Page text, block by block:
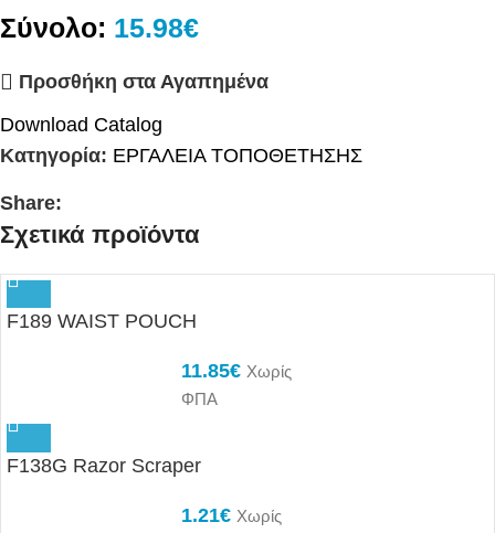
Σύνολο: 15.98€
Προσθήκη στα Αγαπημένα
Download Catalog
Κατηγορία: ΕΡΓΑΛΕΙΑ ΤΟΠΟΘΕΤΗΣΗΣ
Share:
Σχετικά προϊόντα
F189 WAIST POUCH
11.85€ Χωρίς
ΦΠΑ
F138G Razor Scraper
1.21€ Χωρίς